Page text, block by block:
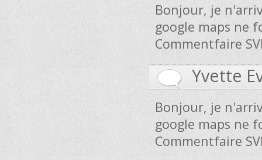
Bonjour, je
google maps ne
Commentfaire
Yvette
Bonjour, je
google maps ne
Commentfaire